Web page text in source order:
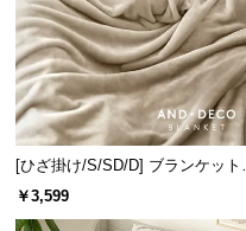
会
員
規
約
に
つ
い
[ひざ掛け/S/SD/D] ブランケット
ボリュームタイプ
￥3,599